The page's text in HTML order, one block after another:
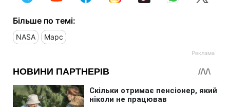
Більше по темі:
NASA Марс